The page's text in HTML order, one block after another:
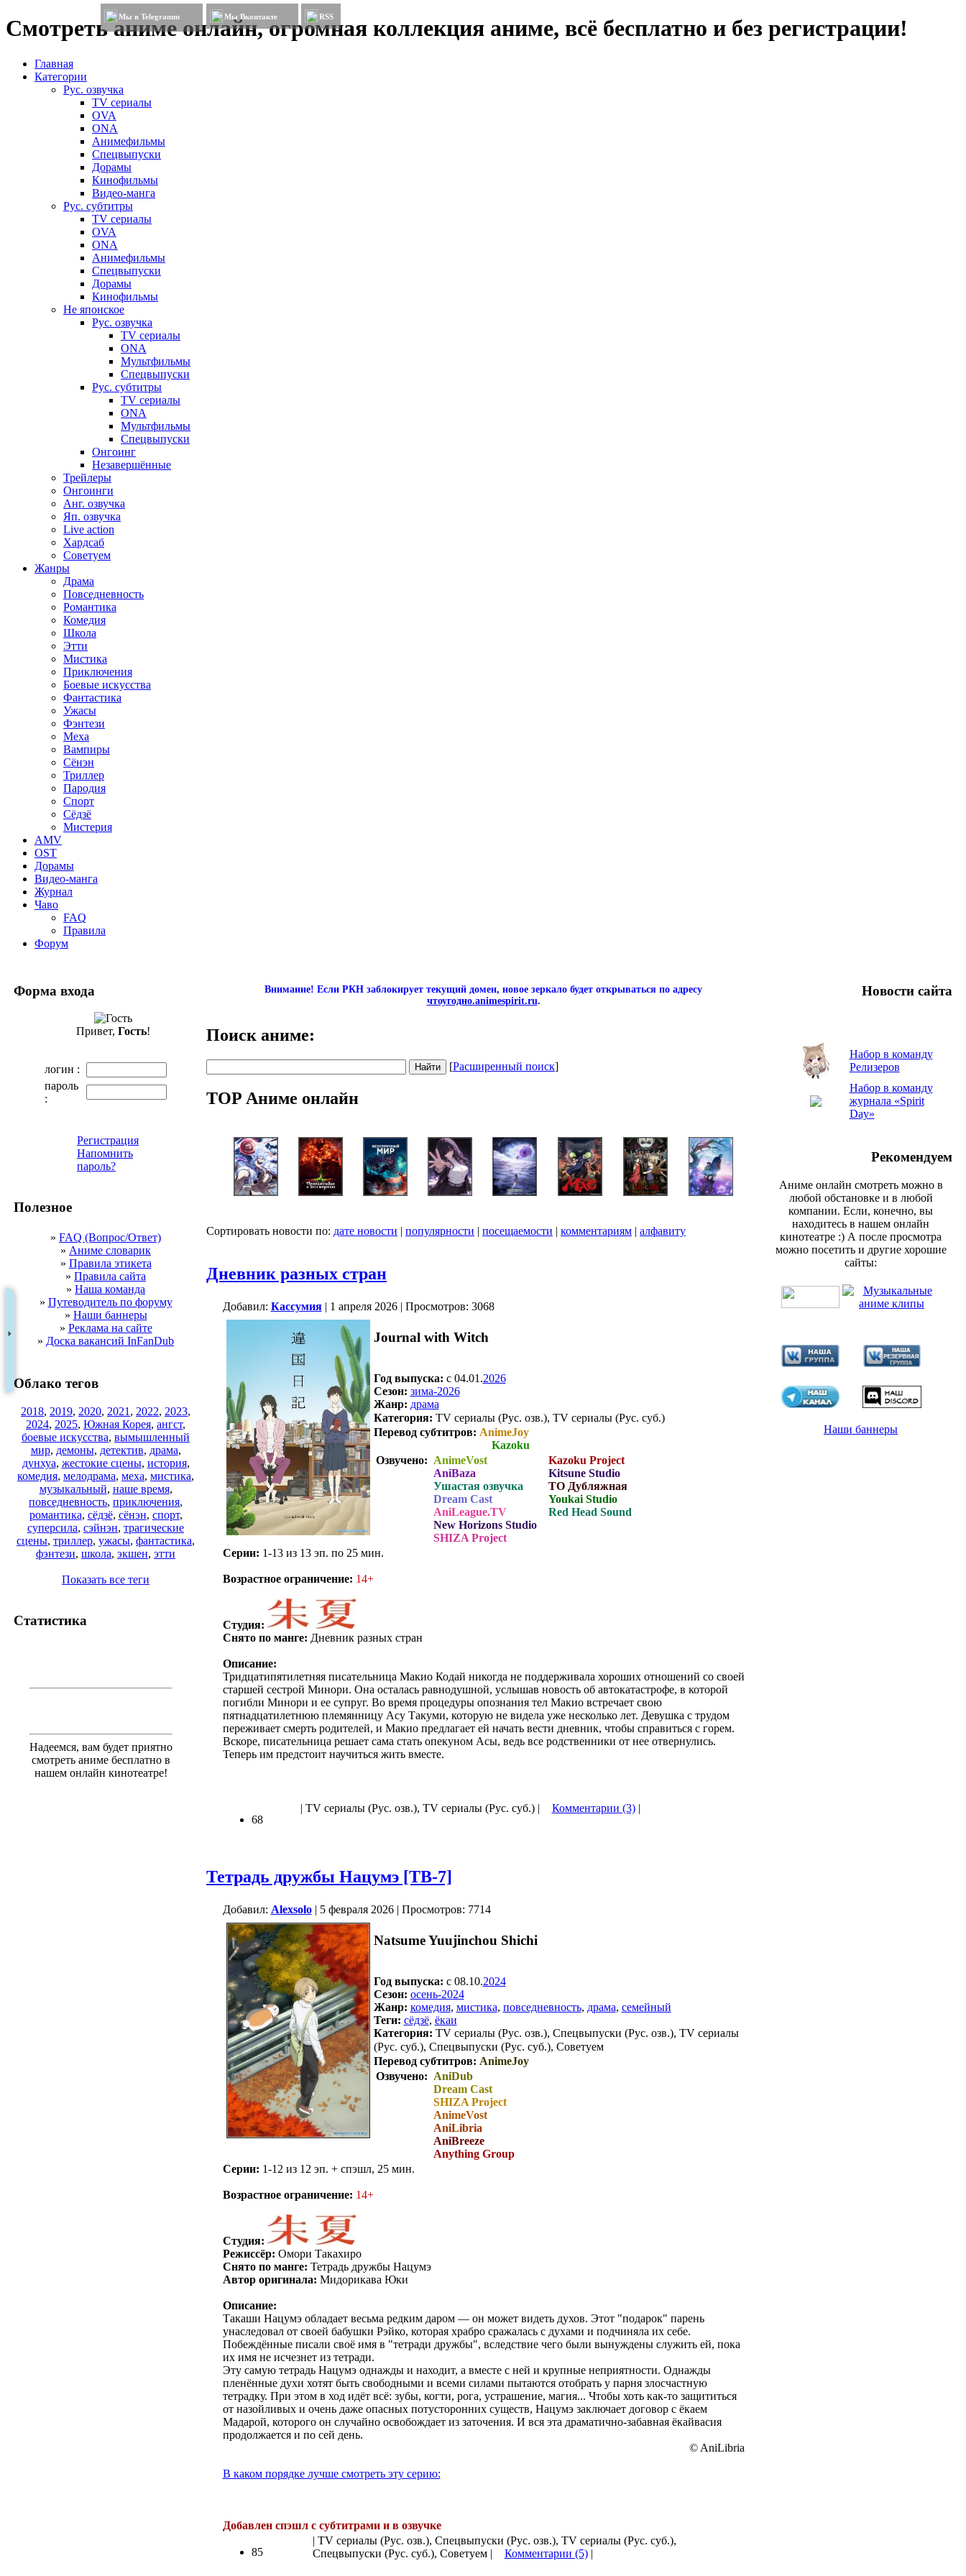
Смотреть аниме онлайн, огромная коллекция аниме, всё бесплатно и без регистрации!
Мы в Telegramm Мы Вконтакте RSS
Главная
Категории
Рус. озвучка
TV сериалы
OVA
ONA
Анимефильмы
Спецвыпуски
Дорамы
Кинофильмы
Видео-манга
Рус. субтитры
TV сериалы
OVA
ONA
Анимефильмы
Спецвыпуски
Дорамы
Кинофильмы
Не японское
Рус. озвучка
TV сериалы
ONA
Мультфильмы
Спецвыпуски
Рус. субтитры
TV сериалы
ONA
Мультфильмы
Спецвыпуски
Онгоинг
Незавершённые
Трейлеры
Онгоинги
Анг. озвучка
Яп. озвучка
Live action
Хардсаб
Советуем
Жанры
Драма
Повседневность
Романтика
Комедия
Школа
Этти
Мистика
Приключения
Боевые искусства
Фантастика
Ужасы
Фэнтези
Меха
Вампиры
Сёнэн
Триллер
Пародия
Спорт
Сёдзё
Мистерия
AMV
OST
Дорамы
Видео-манга
Журнал
Чаво
FAQ
Правила
Форум
Форма входа
Привет, Гость!
логин :
пароль
:
Регистрация
Напомнить
пароль?
Полезное
» FAQ (Вопрос/Ответ)
» Аниме словарик
» Правила этикета
» Правила сайта
» Наша команда
» Путеводитель по форуму
» Наши баннеры
» Реклама на сайте
» Доска вакансий InFanDub
Облако тегов
2018, 2019, 2020, 2021 , 2022, 2023,
2024, 2025, Южная Корея, ангст,
боевые искусства, вымышленный
мир, демоны, детектив, драма,
дунхуа, жестокие сцены, история,
комедия, мелодрама, меха, мистика,
музыкальный, наше время,
повседневность, приключения,
романтика, сёдзё, сёнэн, спорт,
суперсила, сэйнэн, трагические
сцены, триллер, ужасы, фантастика,
фэнтези, школа, экшен, этти
Показать все теги
Статистика
Надеемся, вам будет приятно
смотреть аниме бесплатно в
нашем онлайн кинотеатре!
Внимание! Если РКН заблокирует текущий домен, новое зеркало будет открываться по адресу
чтоугодно.animespirit.ru.
Поиск аниме:
[Расширенный поиск]
TOP Аниме онлайн
Сортировать новости по: дате новости | популярности | посещаемости | комментариям | алфавиту
Дневник разных стран
Добавил: Кассумия| 1 апреля 2026 | Просмотров: 3068
Journal with Witch
Год выпуска: c 04.01.2026
Сезон: зима-2026
Жанр: драма
Категория: TV сериалы (Рус. озв.), TV сериалы (Рус. суб.)
Перевод субтитров: AnimeJoy
Kazoku
Озвучено: AnimeVost
AniBaza
Ушастая озвучка
Dream Cast
AniLeague.TV
New Horizons Studio
SHIZA Project
Kazoku Project
Kitsune Studio
ТО Дубляжная
Youkai Studio
Red Head Sound
Серии: 1-13 из 13 эп. по 25 мин.
Возрастное ограничение: 14+
Студия:
Снято по манге: Дневник разных стран
Описание:
Тридцатипятилетняя писательница Макио Кодай никогда не поддерживала хороших отношений со своей
старшей сестрой Минори. Она осталась равнодушной, услышав новость об автокатастрофе, в которой
погибли Минори и ее супруг. Во время процедуры опознания тел Макио встречает свою
пятнадцатилетнюю племянницу Асу Такуми, которую не видела уже несколько лет. Девушка с трудом
переживает смерть родителей, и Макио предлагает ей начать вести дневник, чтобы справиться с горем.
Вскоре, писательница решает сама стать опекуном Асы, ведь все родственники от нее отвернулись.
Теперь им предстоит научиться жить вместе.
68
| TV сериалы (Рус. озв.), TV сериалы (Рус. суб.) | Комментарии (3)|
Тетрадь дружбы Нацумэ [ТВ-7]
Добавил: Alexsolo| 5 февраля 2026 | Просмотров: 7714
Natsume Yuujinchou Shichi
Год выпуска: c 08.10.2024
Сезон: осень-2024
Жанр: комедия, мистика, повседневность, драма, семейный
Теги: сёдзё, ёкаи
Категория: TV сериалы (Рус. озв.), Спецвыпуски (Рус. озв.), TV сериалы
(Рус. суб.), Спецвыпуски (Рус. суб.), Советуем
Перевод субтитров: AnimeJoy
Озвучено: AniDub
Dream Cast
SHIZA Project
AnimeVost
AniLibria
AniBreeze
Anything Group
Серии: 1-12 из 12 эп. + спэшл, 25 мин.
Возрастное ограничение: 14+
Студия:
Режиссёр: Омори Такахиро
Снято по манге: Тетрадь дружбы Нацумэ
Автор оригинала: Мидорикава Юки
Описание:
Такаши Нацумэ обладает весьма редким даром — он может видеть духов. Этот "подарок" парень
унаследовал от своей бабушки Рэйко, которая храбро сражалась с духами и подчиняла их себе.
Побеждённые писали своё имя в "тетради дружбы", вследствие чего были вынуждены служить ей, пока
их имя не исчезнет из тетради.
Эту самую тетрадь Нацумэ однажды и находит, а вместе с ней и крупные неприятности. Однажды
пленённые духи хотят быть свободными и всеми силами пытаются отобрать у парня злосчастную
тетрадку. При этом в ход идёт всё: зубы, когти, рога, устрашение, магия... Чтобы хоть как-то защититься
от назойливых и очень даже опасных потусторонних существ, Нацумэ заключает договор с ёкаем
Мадарой, которого он случайно освобождает из заточения. И вся эта драматично-забавная ёкайвасия
продолжается и по сей день.
© AniLibria
В каком порядке лучше смотреть эту серию:
Добавлен спэшл с субтитрами и в озвучке
85
| TV сериалы (Рус. озв.), Спецвыпуски (Рус. озв.), TV сериалы (Рус. суб.),
Спецвыпуски (Рус. суб.), Советуем |
Комментарии (5)|
Новости сайта
Набор в команду
Релизеров
Набор в команду
журнала «Spirit
Day»
Рекомендуем
Аниме онлайн смотреть можно в
любой обстановке и в любой
компании. Если, конечно, вы
находитесь в нашем онлайн
кинотеатре :) А после просмотра
можно посетить и другие хорошие
сайты:
Наши баннеры